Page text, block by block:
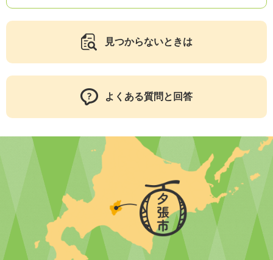
見つからないときは
よくある質問と回答